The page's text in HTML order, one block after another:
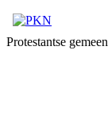
Protestantse